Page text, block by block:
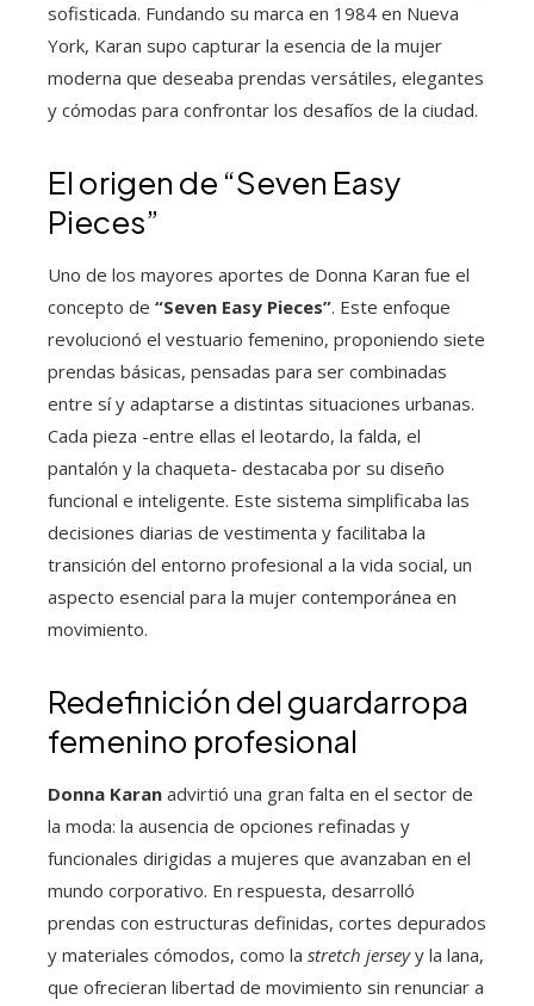
sofisticada. Fundando su marca en 1984 en Nueva
York, Karan supo capturar la esencia de la mujer
moderna que deseaba prendas versátiles, elegantes
y cómodas para confrontar los desafíos de la ciudad.
El origen de “Seven Easy
Pieces”
Uno de los mayores aportes de Donna Karan fue el
concepto de “Seven Easy Pieces”. Este enfoque
revolucionó el vestuario femenino, proponiendo siete
prendas básicas, pensadas para ser combinadas
entre sí y adaptarse a distintas situaciones urbanas.
Cada pieza -entre ellas el leotardo, la falda, el
pantalón y la chaqueta- destacaba por su diseño
funcional e inteligente. Este sistema simplificaba las
decisiones diarias de vestimenta y facilitaba la
transición del entorno profesional a la vida social, un
aspecto esencial para la mujer contemporánea en
movimiento.
Redefinición del guardarropa
femenino profesional
Donna Karan advirtió una gran falta en el sector de
la moda: la ausencia de opciones refinadas y
funcionales dirigidas a mujeres que avanzaban en el
mundo corporativo. En respuesta, desarrolló
prendas con estructuras definidas, cortes depurados
y materiales cómodos, como la stretch jerseyy la lana,
que ofrecieran libertad de movimiento sin renunciar a